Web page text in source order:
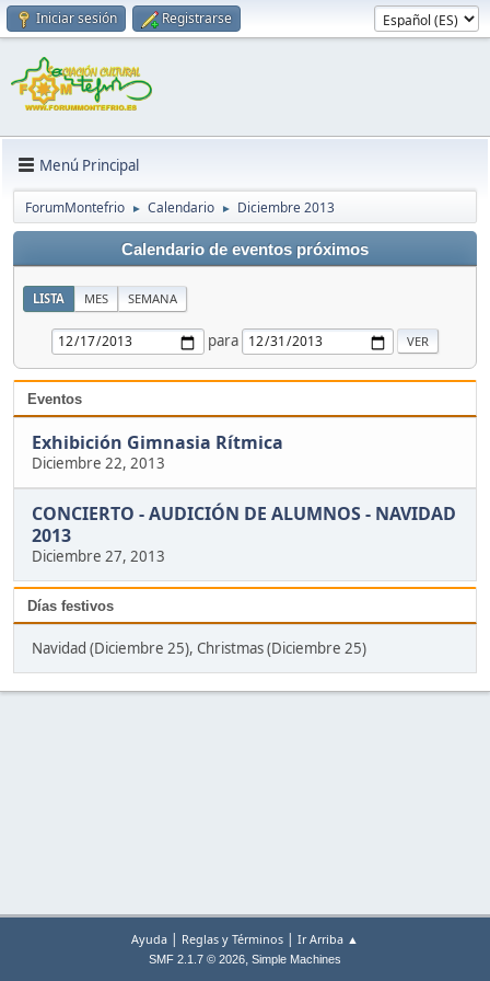
Iniciar sesión Registrarse
Menú Principal
ForumMontefrio ► Calendario ► Diciembre 2013
Calendario de eventos próximos
LISTA MES SEMANA
para
Eventos
Exhibición Gimnasia Rítmica
Diciembre 22, 2013
CONCIERTO - AUDICIÓN DE ALUMNOS - NAVIDAD
2013
Diciembre 27, 2013
Días festivos
Navidad (Diciembre 25), Christmas (Diciembre 25)
Ayuda | Reglas y Términos | Ir Arriba ▲
SMF 2.1.7 © 2026, Simple Machines